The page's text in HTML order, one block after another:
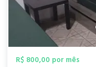
R$ 800,00 por mês